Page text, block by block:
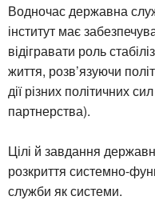
Водночас державна
інститут має
відігравати роль
життя, розв’язуючи
дії різних політичних
партнерства).
Цілі й завдання
розкриття системно-
служби як системи.